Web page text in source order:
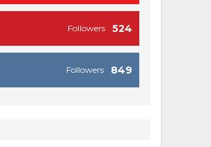
524
Followers
849
Followers